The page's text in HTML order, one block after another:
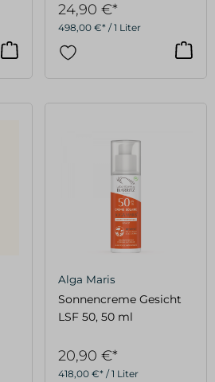
498,00 €* / 1 Liter
24,90 €*
Alga Maris
Sonnencreme Gesicht
LSF 50, 50 ml
418,00 €* / 1 Liter
20,90 €*